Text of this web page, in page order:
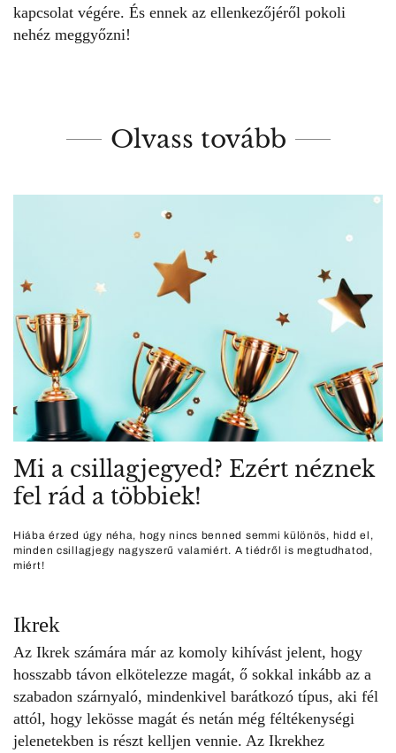
kapcsolat végére. És ennek az ellenkezőjéről pokoli
nehéz meggyőzni!
Olvass tovább
Mi a csillagjegyed? Ezért néznek
fel rád a többiek!
Hiába érzed úgy néha, hogy nincs benned semmi különös, hidd el,
minden csillagjegy nagyszerű valamiért. A tiédről is megtudhatod,
miért!
Ikrek
Az Ikrek számára már az komoly kihívást jelent, hogy
hosszabb távon elkötelezze magát, ő sokkal inkább az a
szabadon szárnyaló, mindenkivel barátkozó típus, aki fél
attól, hogy lekösse magát és netán még féltékenységi
jelenetekben is részt kelljen vennie. Az Ikrekhez